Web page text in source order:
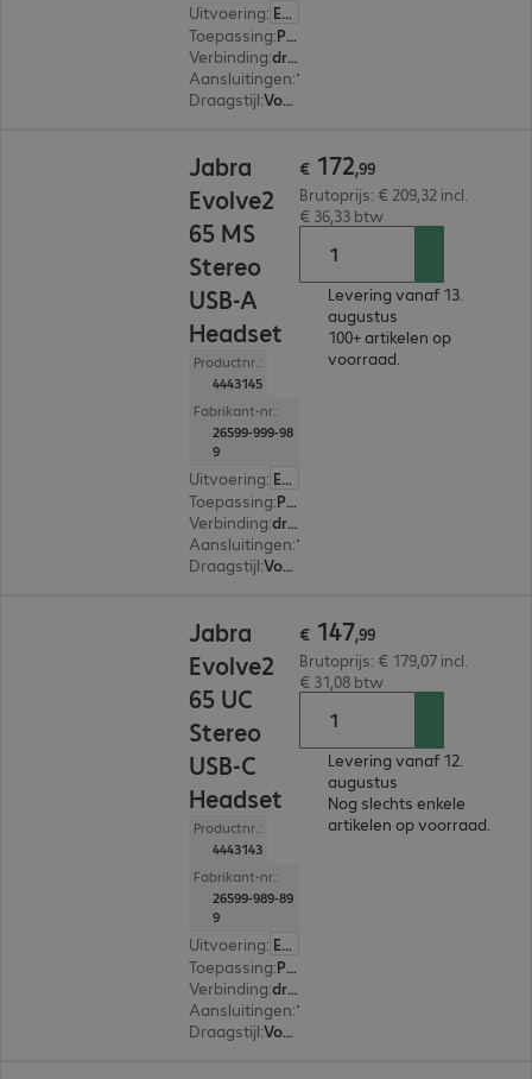
Uitvoering: Europa
Toepassing: PC, Notebook, Tablet, Smartphone
Verbinding:
draadloos
Aansluitingen:
Draagstijl: Voor beide oren
Jabra
Evolve2
65 MS
Stereo
USB-A
Headset
Productnr.:
4443145
Fabrikant-nr.:
26599-999-98
9
Uitvoering: Europa
Toepassing: PC, Notebook, Tablet, Smartphone
Verbinding:
draadloos
Aansluitingen:
Draagstijl: Voor beide oren
€ 172,99
Brutoprijs: € 209,32 incl.
€ 36,33 btw
Levering vanaf 13.
augustus
100+ artikelen op
voorraad.
Jabra
Evolve2
65 UC
Stereo
USB-C
Headset
Productnr.:
4443143
Fabrikant-nr.:
26599-989-89
9
Uitvoering: Europa
Toepassing: PC, Notebook, Tablet, Smartphone
Verbinding:
draadloos
Aansluitingen:
Draagstijl: Voor beide oren
€ 147,99
Brutoprijs: € 179,07 incl.
€ 31,08 btw
Levering vanaf 12.
augustus
Nog slechts enkele
artikelen op voorraad.